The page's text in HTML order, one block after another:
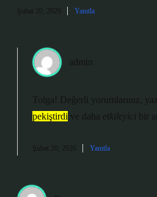
Şubat 20, 2026 Yanıtla
admin
Tolga! Değerli yorumlarınız,
pekiştirdi ve daha etkileyici bir
Şubat 20, 2026 Yanıtla